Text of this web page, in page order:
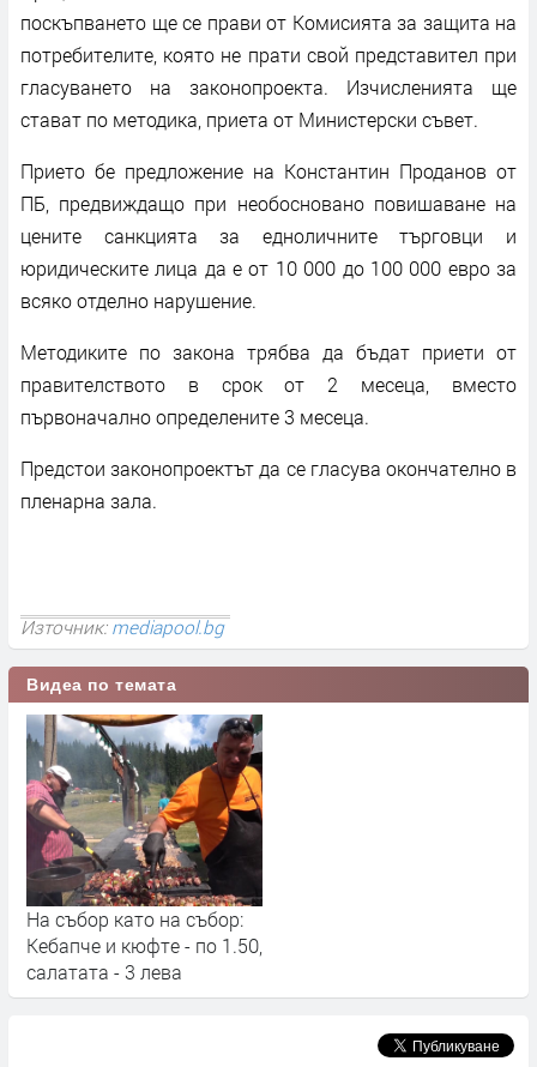
поскъпването ще се прави от Комисията за защита на
потребителите, която не прати свой представител при
гласуването на законопроекта. Изчисленията ще
стават по методика, приета от Министерски съвет.
Прието бе предложение на Константин Проданов от
ПБ, предвиждащо при необосновано повишаване на
цените санкцията за едноличните търговци и
юридическите лица да е от 10 000 до 100 000 евро за
всяко отделно нарушение.
Методиките по закона трябва да бъдат приети от
правителството в срок от 2 месеца, вместо
първоначално определените 3 месеца.
Предстои законопроектът да се гласува окончателно в
пленарна зала.
Източник:mediapool.bg
Видеа по темата
На събор като на събор:
Кебапче и кюфте - по 1.50,
салатата - 3 лева